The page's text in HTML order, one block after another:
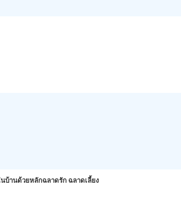
บ้านด้วยหลักฉลาดรัก ฉลาดเลี้ยง